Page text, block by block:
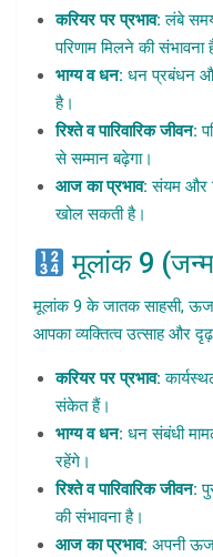
करियर पर प्रभाव: लंबे
परिणाम मिलने की संभावना
भाग्य व धन: धन प्रबंधन
है।
रिश्ते व पारिवारिक जीवन:
से सम्मान बढ़ेगा।
आज का प्रभाव: संयम और
खोल सकती है।
मूलांक 9
मूलांक 9 के जातक साहसी,
आपका व्यक्तित्व उत्साह और
करियर पर प्रभाव:
संकेत हैं।
भाग्य व धन: धन संबंधी
रहेंगे।
रिश्ते व पारिवारिक जीवन:
की संभावना है।
आज का प्रभाव: अपनी